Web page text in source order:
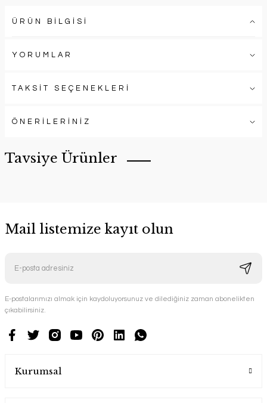
ÜRÜN BİLGİSİ
YORUMLAR
TAKSİT SEÇENEKLERİ
ÖNERİLERİNİZ
Tavsiye Ürünler
YENİ ÜRÜN
keyf Garden
29.900,00 TL
Mail listemize kayıt olun
E-postalarımızı almak için kaydoluyorsunuz ve dilediğiniz zaman abonelikten
çıkabilirsiniz.
Kurumsal